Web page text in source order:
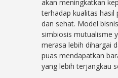
akan meningkatkan
terhadap kualitas hasil
dan sehat. Model
simbiosis mutualisme
merasa lebih dihargai
puas mendapatkan
yang lebih terjangkau